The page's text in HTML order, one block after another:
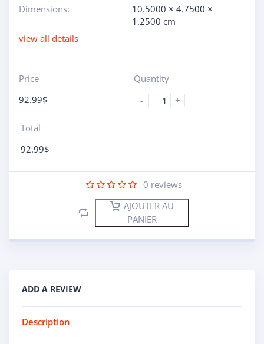
Dimensions:
10.5000 × 4.7500 ×
1.2500 cm
view all details
Price
92.99$
Quantity
-
+
Total
92.99$
0 reviews
AJOUTER AU
PANIER
ADD A REVIEW
Description